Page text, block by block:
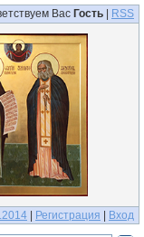
Вас Гость RSS
Регистрация Вход